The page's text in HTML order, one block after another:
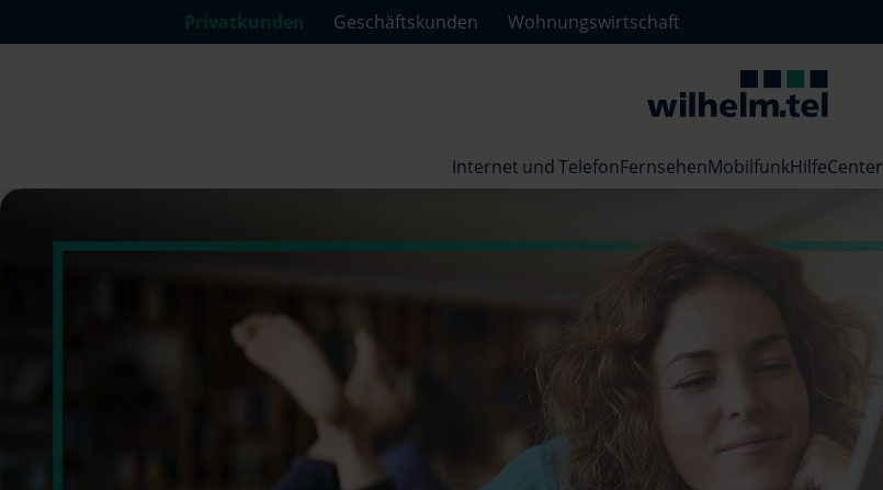
Privatkunden Geschäftskunden
Wohnungswirtschaft
Internet und TelefonFernsehenMobilfunkHilfeCenter